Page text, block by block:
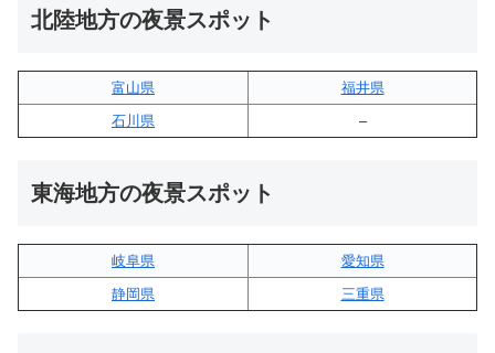
北陸地方の夜景スポット
富山県
福井県
石川県
–
東海地方の夜景スポット
岐阜県
愛知県
静岡県
三重県